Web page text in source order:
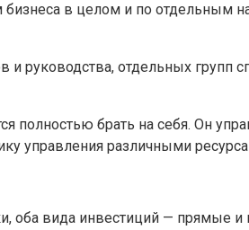
в целом и по отдельным
руководства, отдельных групп
полностью брать на себя. Он
управления различными
оба вида инвестиций — прямые